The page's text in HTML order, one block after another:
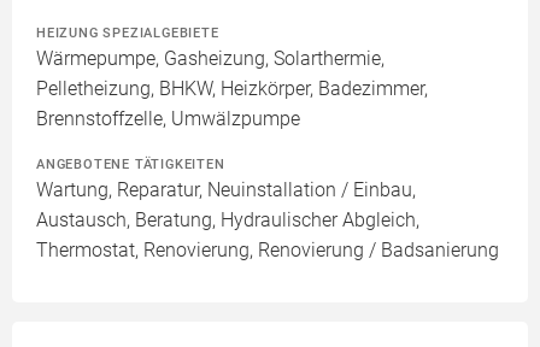
HEIZUNG SPEZIALGEBIETE
Wärmepumpe, Gasheizung, Solarthermie,
Pelletheizung, BHKW, Heizkörper, Badezimmer,
Brennstoffzelle, Umwälzpumpe
ANGEBOTENE TÄTIGKEITEN
Wartung, Reparatur, Neuinstallation / Einbau,
Austausch, Beratung, Hydraulischer Abgleich,
Thermostat, Renovierung, Renovierung / Badsanierung